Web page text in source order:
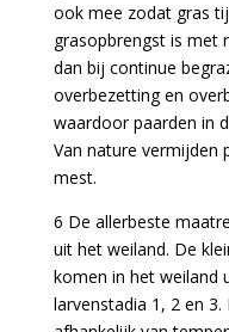
ook mee zodat gras
grasopbrengst is met
dan bij continue
overbezetting en
waardoor paarden in
Van nature vermijden
mest.
6 De allerbeste
uit het weiland. De
komen in het weiland
larvenstadia 1, 2 en